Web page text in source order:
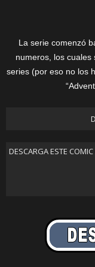
La serie comenzó
numeros, los
series (por eso no los
DESCARGA ESTE